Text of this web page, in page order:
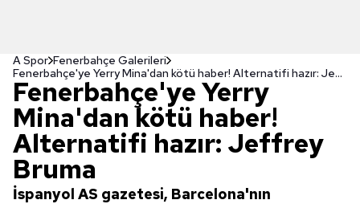
A Spor Fenerbahçe Galerileri
Fenerbahçe'ye Yerry Mina'dan kötü haber! Alternatifi hazır: Jeffrey Bruma
Fenerbahçe'ye Yerry
Mina'dan kötü haber!
Alternatifi hazır: Jeffrey
Bruma
İspanyol AS gazetesi, Barcelona'nın